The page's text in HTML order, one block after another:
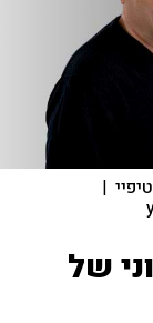
|
של